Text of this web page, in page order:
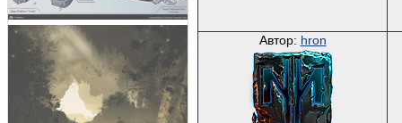
Автор: hron